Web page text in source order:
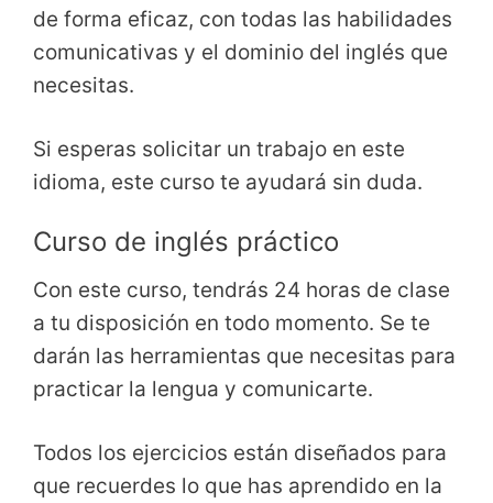
de forma eficaz, con todas las habilidades
comunicativas y el dominio del inglés que
necesitas.
Si esperas solicitar un trabajo en este
idioma, este curso te ayudará sin duda.
Curso de inglés práctico
Con este curso, tendrás 24 horas de clase
a tu disposición en todo momento. Se te
darán las herramientas que necesitas para
practicar la lengua y comunicarte.
Todos los ejercicios están diseñados para
que recuerdes lo que has aprendido en la